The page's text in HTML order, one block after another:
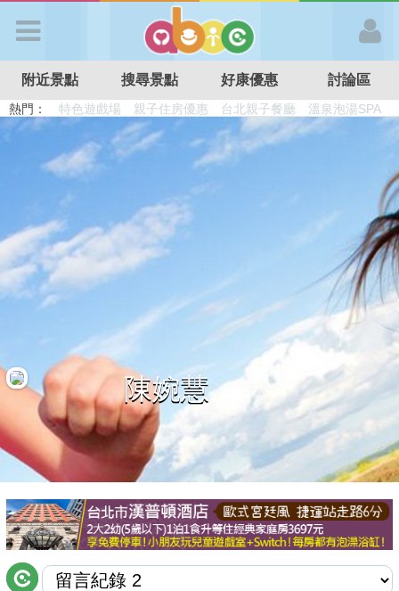
APP登入
首 頁
搜尋景點
好康優惠
最新留言
商家合作
推薦景點
討論區
附近景點 搜尋景點 好康優惠 討論區
熱門： 溜滑梯民宿 觀光工廠 DIY摘果
日本親子景點
特色遊戲場
親子住房優惠 台北親子餐廳 溫泉泡湯SPA
陳婉慧